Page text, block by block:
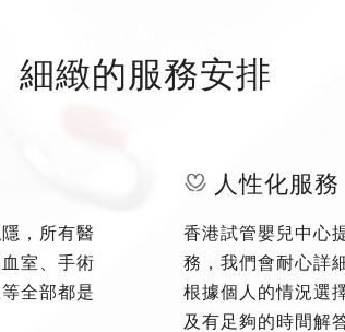
細緻的服務安排
，所有醫
室、手術
全部都是
人性化服務
香港試管嬰兒中心
務，我們會耐心詳
根據個人的情況選
及有足夠的時間解